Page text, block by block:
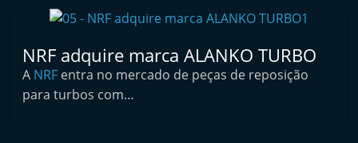
n
d
e
NRF adquire marca ALANKO TURBO
A NRF entra no mercado de peças de reposição
para turbos com…